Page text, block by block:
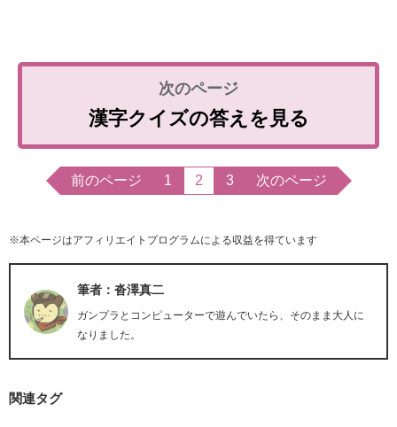
漢字クイズの答えを見る
前のページ 1 2 3 次のページ
※本ページはアフィリエイトプログラムによる収益を得ています
筆者：沓澤真二
ガンプラとコンピューターで遊んでいたら、そのまま大人に
なりました。
関連タグ